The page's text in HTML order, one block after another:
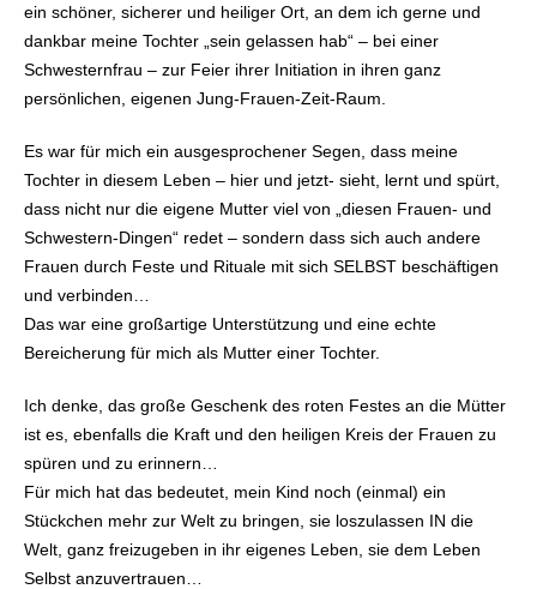
ein schöner, sicherer und heiliger Ort, an dem ich gerne und
dankbar meine Tochter „sein gelassen hab“ – bei einer
Schwesternfrau – zur Feier ihrer Initiation in ihren ganz
persönlichen, eigenen Jung-Frauen-Zeit-Raum.
Es war für mich ein ausgesprochener Segen, dass meine
Tochter in diesem Leben – hier und jetzt- sieht, lernt und spürt,
dass nicht nur die eigene Mutter viel von „diesen Frauen- und
Schwestern-Dingen“ redet – sondern dass sich auch andere
Frauen durch Feste und Rituale mit sich SELBST beschäftigen
und verbinden…
Das war eine großartige Unterstützung und eine echte
Bereicherung für mich als Mutter einer Tochter.
Ich denke, das große Geschenk des roten Festes an die Mütter
ist es, ebenfalls die Kraft und den heiligen Kreis der Frauen zu
spüren und zu erinnern…
Für mich hat das bedeutet, mein Kind noch (einmal) ein
Stückchen mehr zur Welt zu bringen, sie loszulassen IN die
Welt, ganz freizugeben in ihr eigenes Leben, sie dem Leben
Selbst anzuvertrauen…